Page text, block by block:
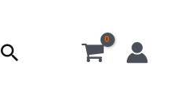
Szukaj